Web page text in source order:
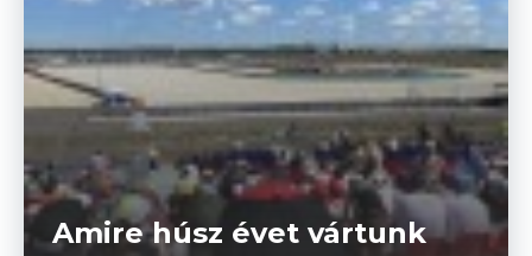
Amire húsz évet vártunk